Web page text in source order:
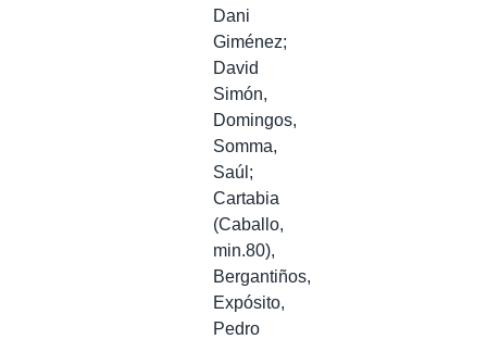
Dani
Giménez;
David
Simón,
Domingos,
Somma,
Saúl;
Cartabia
(Caballo,
min.80),
Bergantiños,
Expósito,
Pedro